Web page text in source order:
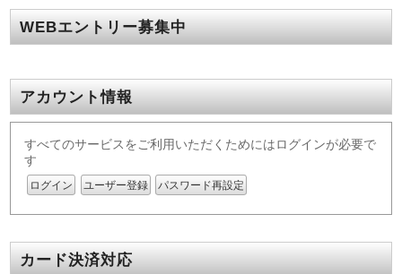
WEBエントリー募集中
アカウント情報
すべてのサービスをご利用いただくためにはログインが必要で
す
ログイン ユーザー登録 パスワード再設定
カード決済対応